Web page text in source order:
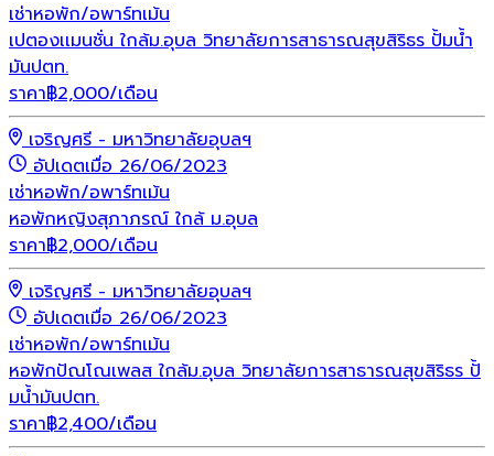
เช่าหอพัก/อพาร์ทเม้น
เปตองเเมนชั่น ใกล้ม.อุบล วิทยาลัยการสาธารณสุขสิริธร ปั้มน้ำ
มันปตท.
ราคา฿2,000/เดือน
เจริญศรี - มหาวิทยาลัยอุบลฯ
อัปเดตเมื่อ 26/06/2023
เช่าหอพัก/อพาร์ทเม้น
หอพักหญิงสุภาภรณ์ ใกล้ ม.อุบล
ราคา฿2,000/เดือน
เจริญศรี - มหาวิทยาลัยอุบลฯ
อัปเดตเมื่อ 26/06/2023
เช่าหอพัก/อพาร์ทเม้น
หอพักปัณโณเพลส ใกล้ม.อุบล วิทยาลัยการสาธารณสุขสิริธร ปั้
มน้ำมันปตท.
ราคา฿2,400/เดือน